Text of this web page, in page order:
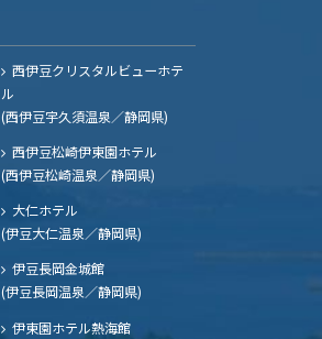
西伊豆クリスタルビューホテ
ル
(西伊豆宇久須温泉／静岡県)
西伊豆松崎伊東園ホテル
(西伊豆松崎温泉／静岡県)
大仁ホテル
(伊豆大仁温泉／静岡県)
伊豆長岡金城館
(伊豆長岡温泉／静岡県)
伊東園ホテル熱海館